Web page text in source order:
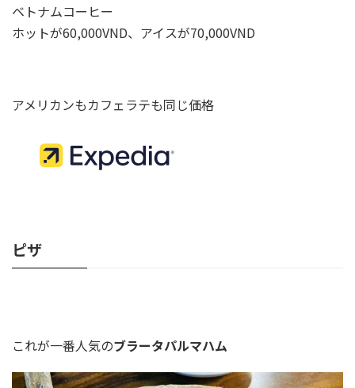
ベトナムコーヒー
ホットが60,000VND、アイスが70,000VND
アメリカンもカフェラテも同じ価格
ピザ
これが一番人気のブラータパルマハム